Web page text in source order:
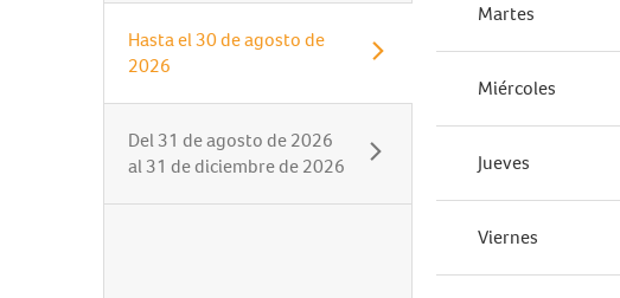
Hasta el30 de agosto de
2026
Del31 de agosto de 2026
al31 de diciembre de 2026
Martes
Miércoles
Jueves
Viernes